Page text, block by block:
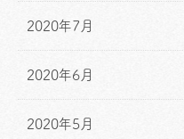
2020年7月
2020年6月
2020年5月